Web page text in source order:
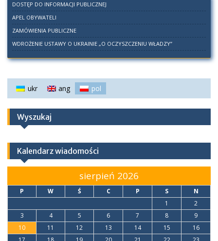
DOSTĘP DO INFORMACJI PUBLICZNEJ
APEL OBYWATELI
ZAMÓWIENIA PUBLICZNE
WDROŻENIE USTAWY O UKRAINIE „O OCZYSZCZENIU WŁADZY”
ukr ang pol
Wyszukaj
Kalendarz wiadomości
sierpień 2026
P W Ś C P S
N
1
2
3
4 5 6 7 8
9
10
11 12 13 14 15
16